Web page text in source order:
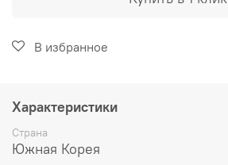
В избранное
Характеристики
Страна
Южная Корея